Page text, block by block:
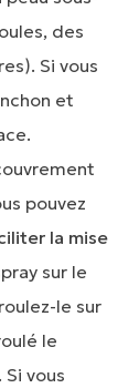
des
Si vous
et
pouvez
la mise
sur le
le sur
le
vous